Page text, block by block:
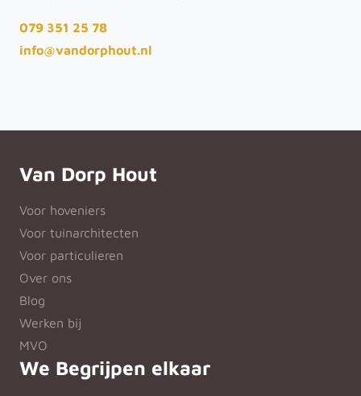
079 351 25 78
info@vandorphout.nl
Van Dorp Hout
Voor hoveniers
Voor tuinarchitecten
Voor particulieren
Over ons
Blog
Werken bij
MVO
We Begrijpen elkaar